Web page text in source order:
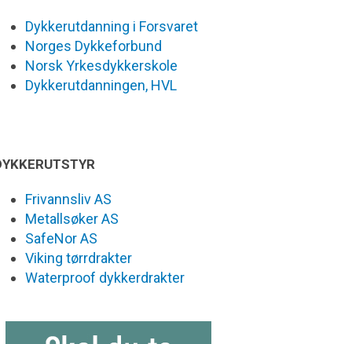
Dykkerutdanning i Forsvaret
Norges Dykkeforbund
Norsk Yrkesdykkerskole
Dykkerutdanningen, HVL
Frivannsliv AS
Metallsøker AS
SafeNor AS
Viking tørrdrakter
Waterproof dykkerdrakter